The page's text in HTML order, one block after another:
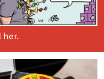
her.